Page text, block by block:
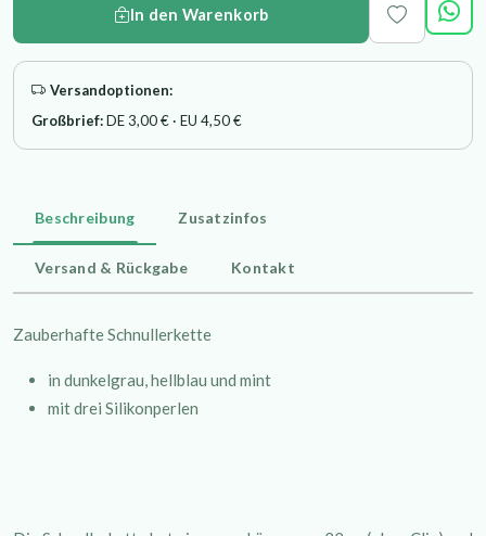
In den Warenkorb
Versandoptionen:
Großbrief:DE 3,00 € · EU 4,50 €
Beschreibung Zusatzinfos
Versand & Rückgabe Kontakt
Zauberhafte Schnullerkette
in dunkelgrau, hellblau und mint
mit drei Silikonperlen